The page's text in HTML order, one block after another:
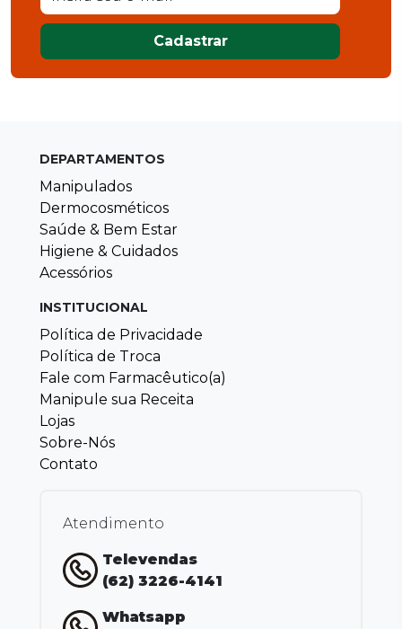
Cadastrar
DEPARTAMENTOS
Manipulados
Dermocosméticos
Saúde & Bem Estar
Higiene & Cuidados
Acessórios
INSTITUCIONAL
Política de Privacidade
Política de Troca
Fale com Farmacêutico(a)
Manipule sua Receita
Lojas
Sobre-Nós
Contato
Atendimento
Televendas
(62) 3226-4141
Whatsapp